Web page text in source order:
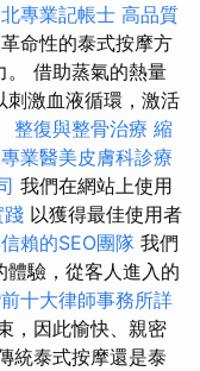
專業記帳士 高品質
命性的泰式按摩方
。 借助蒸氣的熱量
刺激血液循環，激活
整復與整骨治療 縮
專業醫美皮膚科診療
我們在網站上使用
踐 以獲得最佳使用者
賴的SEO團隊 我們
驗，從客人進入的
十大律師事務所詳
，因此愉快、親密
統泰式按摩還是泰